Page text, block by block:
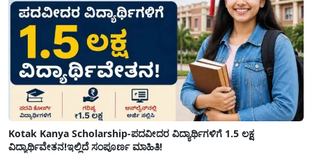
Kotak Kanya Scholarship-ಪದವೀದರ ವಿದ್ಯಾರ್ಥಿಗಳಿಗೆ 1.5 ಲಕ್ಷ
ವಿದ್ಯಾರ್ಥಿವೇತನ!ಇಲ್ಲಿದೆ ಸಂಪೂರ್ಣ ಮಾಹಿತಿ!